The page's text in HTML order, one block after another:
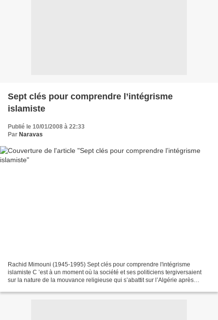
Sept clés pour comprendre l’intégrisme
islamiste
Publié le 10/01/2008 à 22:33
Par Naravas
Rachid Mimouni (1945-1995) Sept clés pour comprendre l'intégrisme
islamiste C ’est à un moment où la société et ses politiciens tergiversaient
sur la nature de la mouvance religieuse qui s’abattit sur l’Algérie après